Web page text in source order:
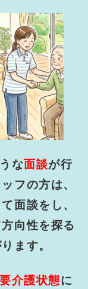
な面談が行
フの方は、
面談をし、
向性を探る
ます。
要介護状態に